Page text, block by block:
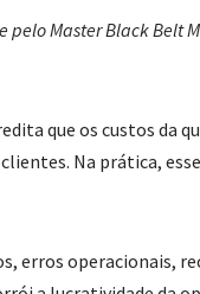
pelo Master Black Belt
que os custos
Na prática,
erros operacionais,